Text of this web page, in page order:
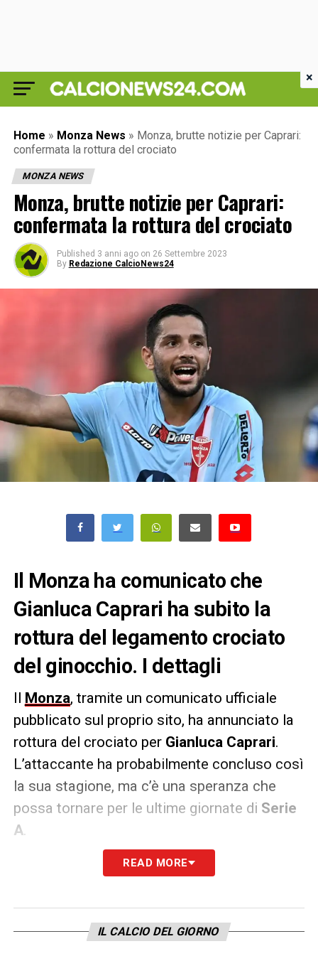
Home » Monza News » Monza, brutte notizie per Caprari:
confermata la rottura del crociato
MONZA NEWS
Monza, brutte notizie per Caprari:
confermata la rottura del crociato
Published 3 anni ago on 26 Settembre 2023
By Redazione CalcioNews24
Il Monza ha comunicato che
Gianluca Caprari ha subito la
rottura del legamento crociato
del ginocchio. I dettagli
Il Monza, tramite un comunicato ufficiale
pubblicato sul proprio sito, ha annunciato la
rottura del crociato per Gianluca Caprari.
L’attaccante ha probabilmente concluso così
la sua stagione, ma c’è una speranza che
possa tornare per le ultime giornate di Serie
A.
–«Nei prossimi giorni
presso la clinica del Professor Ramon
Cugat, a intervento chirurgico al ginocchio
READ MORE
IL CALCIO DEL GIORNO
×